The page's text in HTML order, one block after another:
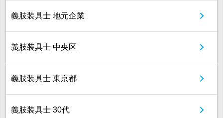
義肢装具士 地元企業
義肢装具士 中央区
義肢装具士 東京都
義肢装具士 30代